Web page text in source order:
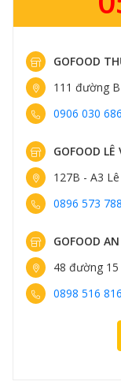
GOFOOD
111 đường
0906 030 686
GOFOOD LÊ
127B - A3
0896 573 788
GOFOOD
48 đường
0898 516 816